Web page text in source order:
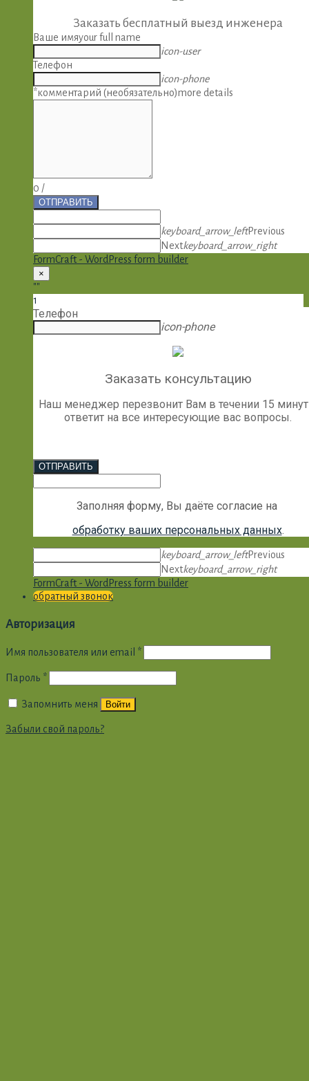
Заказать бесплатный выезд инженера
Ваше имяyour full name
icon-user
Телефон
icon-phone
*комментарий (необязательно)more details
0 /
ОТПРАВИТЬ
keyboard_arrow_leftPrevious
Nextkeyboard_arrow_right
FormCraft - WordPress form builder
×
""
1
Телефон
icon-phone
Заказать консультацию
Наш менеджер перезвонит Вам в течении 15
ответит на все интересующие вас вопросы.
ОТПРАВИТЬ
Заполняя форму, Вы даёте согласие на
обработку ваших персональных данных.
keyboard_arrow_leftPrevious
Nextkeyboard_arrow_right
FormCraft - WordPress form builder
обратный звонок
Авторизация
Имя пользователя или email *
Пароль *
Запомнить меня Войти
Забыли свой пароль?